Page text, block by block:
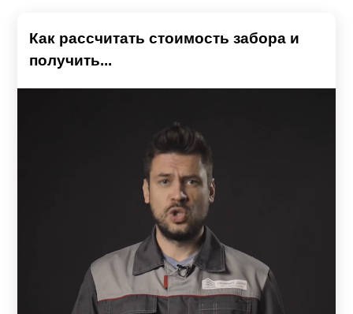
Как рассчитать стоимость забора и
получить...